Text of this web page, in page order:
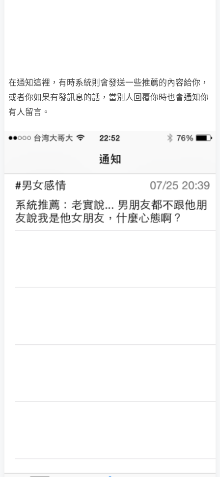
在通知這裡，有時系統則會發送一些推薦的內容給你，
或者你如果有發訊息的話，當別人回覆你時也會通知你
有人留言。